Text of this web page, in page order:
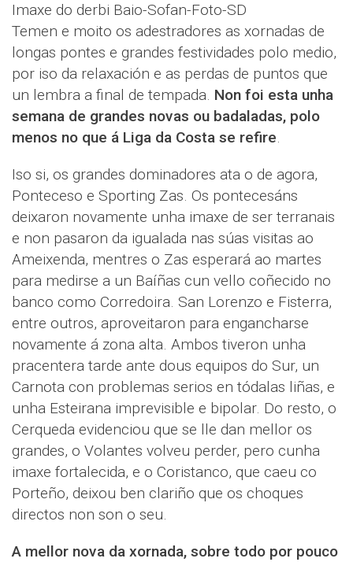
Imaxe do derbi Baio-Sofan-Foto-SD
Temen e moito os adestradores as xornadas de
longas pontes e grandes festividades polo medio,
por iso da relaxación e as perdas de puntos que
un lembra a final de tempada. Non foi esta unha
semana de grandes novas ou badaladas, polo
menos no que á Liga da Costa se refire.
Iso si, os grandes dominadores ata o de agora,
Ponteceso e Sporting Zas. Os pontecesáns
deixaron novamente unha imaxe de ser terranais
e non pasaron da igualada nas súas visitas ao
Ameixenda, mentres o Zas esperará ao martes
para medirse a un Baíñas cun vello coñecido no
banco como Corredoira. San Lorenzo e Fisterra,
entre outros, aproveitaron para engancharse
novamente á zona alta. Ambos tiveron unha
pracentera tarde ante dous equipos do Sur, un
Carnota con problemas serios en tódalas liñas, e
unha Esteirana imprevisible e bipolar. Do resto, o
Cerqueda evidenciou que se lle dan mellor os
grandes, o Volantes volveu perder, pero cunha
imaxe fortalecida, e o Coristanco, que caeu co
Porteño, deixou ben clariño que os choques
directos non son o seu.
A mellor nova da xornada, sobre todo por pouco